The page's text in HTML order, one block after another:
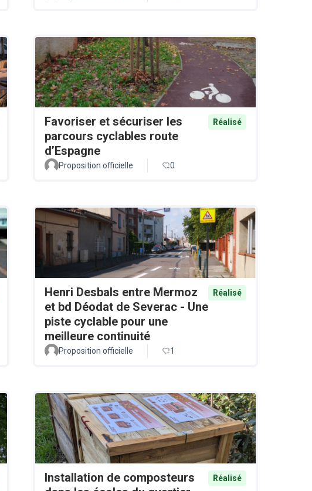
Favoriser et sécuriser les
parcours cyclables route
d’Espagne
Réalisé
Proposition officielle 0
Henri Desbals entre Mermoz
et bd Déodat de Severac - Une
piste cyclable pour une
meilleure continuité
Réalisé
Proposition officielle 1
Installation de composteurs
Réalisé